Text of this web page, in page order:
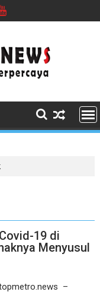
19 di
Menyusul
–